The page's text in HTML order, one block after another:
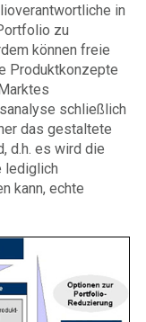
in
zu
können freie
Produktkonzepte
schließlich
das gestaltete
d.h. es wird die
lediglich
kann, echte